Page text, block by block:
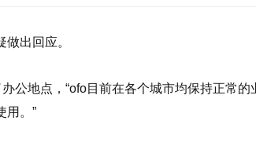
出回应。
公地点，“ofo目前在各个城市均保持正常的
用。”